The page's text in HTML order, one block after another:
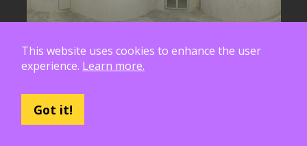
This website uses cookies to enhance the user
experience. Learn more.
Got it!